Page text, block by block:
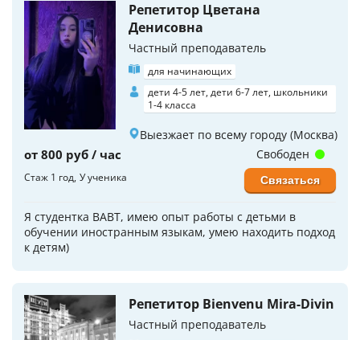
Репетитор Цветана
Денисовна
Частный преподаватель
для начинающих
дети 4-5 лет, дети 6-7 лет, школьники
1-4 класса
Выезжает по всему городу (Москва)
от 800 руб / час
Стаж 1 год У ученика
Я студентка ВАВТ, имею опыт работы с детьми в
обучении иностранным языкам, умею находить подход
к детям)
Свободен
Связаться
Репетитор Bienvenu Mira-Divin
Частный преподаватель